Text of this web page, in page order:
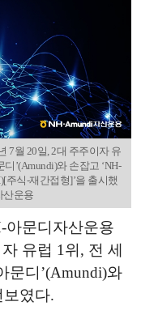
7월 20일, 2대 주주이자 유
’(Amundi)와 손잡고 ‘NH-
주식-재간접형]’을 출시했
산운용
아문디자산운용
유럽 1위, 전 세
문디’(Amundi)와
였다.